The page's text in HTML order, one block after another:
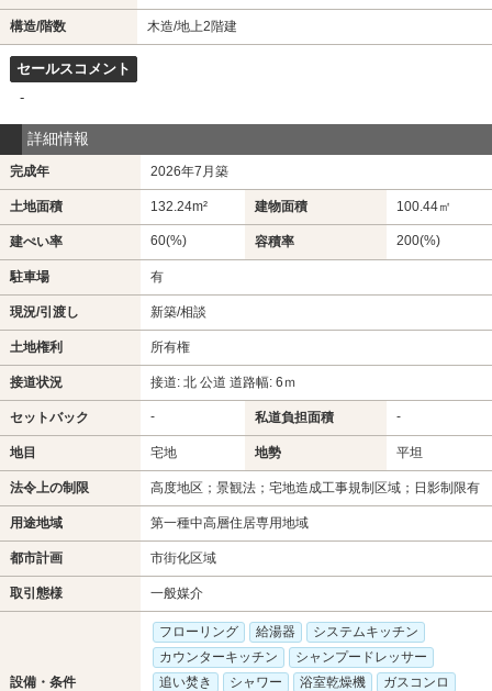
構造/階数 木造/地上2階建
セールスコメント
-
詳細情報
完成年 2026年7月築
土地面積 132.24m² 建物面積 100.44㎡
建ぺい率 60(%) 容積率 200(%)
駐車場 有
現況/引渡し 新築/相談
土地権利 所有権
接道状況 接道: 北 公道 道路幅: 6ｍ
セットバック - 私道負担面積 -
地目 宅地 地勢 平坦
法令上の制限 高度地区；景観法；宅地造成工事規制区域；日影制限有
用途地域 第一種中高層住居専用地域
都市計画 市街化区域
取引態様 一般媒介
設備・条件
フローリング 給湯器
システムキッチン
カウンターキッチン
シャンプードレッサー
追い焚き
シャワー 浴室乾燥機
ガスコンロ